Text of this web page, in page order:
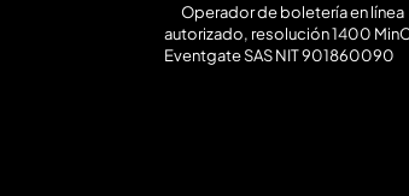
Operador de boletería en línea
autorizado, resolución 1400
Eventgate SAS NIT 901860090